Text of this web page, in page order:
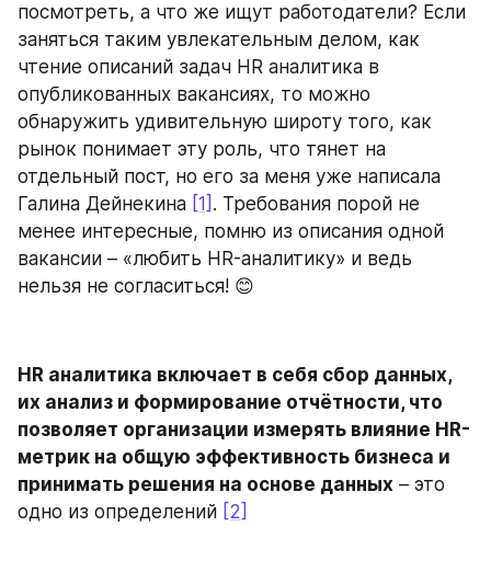
посмотреть, а что же ищут работодатели? Если
заняться таким увлекательным делом, как
чтение описаний задач HR аналитика в
опубликованных вакансиях, то можно
обнаружить удивительную широту того, как
рынок понимает эту роль, что тянет на
отдельный пост, но его за меня уже написала
Галина Дейнекина [1] . Требования порой не
менее интересные, помню из описания одной
вакансии – «любить HR-аналитику» и ведь
нельзя не согласиться! 😊
HR аналитика включает в себя сбор данных,
их анализ и формирование отчётности, что
позволяет организации измерять влияние HR-
метрик на общую эффективность бизнеса и
принимать решения на основе данных – это
одно из определений [2]